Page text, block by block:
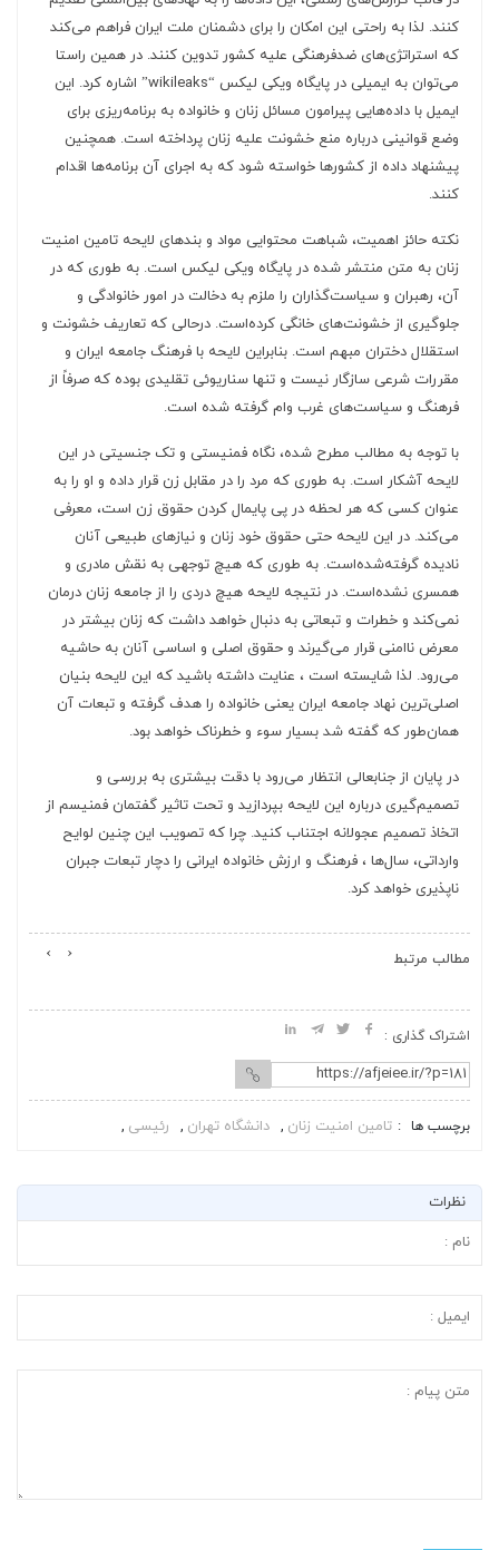
کنند. لذا به راحتی این امکان را برای دشمنان ملت ایران فراهم می‌کند
که استراتژی‌های ضدفرهنگی علیه کشور تدوین کنند. در همین راستا
می‌توان به ایمیلی در پایگاه ویکی لیکس “wikileaks” اشاره کرد. این
ایمیل با داده‌هایی پیرامون مسائل زنان و خانواده به برنامه‌ریزی برای
وضع قوانینی درباره منع خشونت علیه زنان پرداخته است. همچنین
پیشنهاد داده از کشورها خواسته شود که به اجرای آن برنامه‌ها اقدام
کنند.
نکته حائز اهمیت، شباهت محتوایی مواد و بندهای لایحه تامین امنیت
زنان به متن منتشر شده در پایگاه ویکی لیکس است. به طوری که در
آن، رهبران و سیاست‌گذاران را ملزم به دخالت در امور خانوادگی و
جلوگیری از خشونت‌های خانگی کرده‌است. درحالی که تعاریف خشونت و
استقلال دختران مبهم است. بنابراین لایحه با فرهنگ جامعه ایران و
مقررات شرعی سازگار نیست و تنها سناریوئی تقلیدی بوده که صرفاً از
فرهنگ و سیاست‌های غرب وام گرفته شده است.
با توجه به مطالب مطرح شده، نگاه فمنیستی و تک جنسیتی در این
لایحه آشکار است. به طوری که مرد را در مقابل زن قرار داده و او را به
عنوان کسی که هر لحظه در پی پایمال کردن حقوق زن است، معرفی
می‌کند. در این لایحه حتی حقوق خود زنان و نیازهای طبیعی آنان
نادیده گرفته‌شده‌است. به طوری که هیچ توجهی به نقش مادری و
همسری نشده‌است. در نتیجه لایحه هیچ دردی را از جامعه زنان درمان
نمی‌کند و خطرات و تبعاتی به دنبال خواهد داشت که زنان بیشتر در
معرض ناامنی قرار می‌گیرند و حقوق اصلی و اساسی آنان به حاشیه
می‌رود. لذا شایسته است ، عنایت داشته باشید که این لایحه بنیان
اصلی‌ترین نهاد جامعه ایران یعنی خانواده را هدف گرفته و تبعات آن
همان‌طور که گفته شد بسیار سوء و خطرناک خواهد بود.
در پایان از جنابعالی انتظار می‌رود با دقت بیشتری به بررسی و
تصمیم‌گیری درباره این لایحه بپردازید و تحت تاثیر گفتمان فمنیسم از
اتخاذ تصمیم عجولانه اجتناب کنید. چرا که تصویب این چنین لوایح
وارداتی، سال‌ها ، فرهنگ و ارزش خانواده ایرانی را دچار تبعات جبران
ناپذیری خواهد کرد.
مطالب مرتبط ‹
›
اشتراک گذاری :
برچسب ها تامین امنیت زنان دانشگاه تهران رئیسی
نظرات